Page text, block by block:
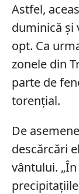
Astfel,
duminică și
opt. Ca
zonele din
parte de
torențial.
De
descărcări
vântului.